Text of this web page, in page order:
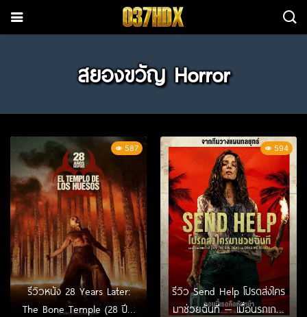
สยองขวัญ Horror
587
รีวิวหนัง 28 Years Later:
The Bone Temple (28 ปีให้
594
รีวิว Send Help โปรดส่งใคร
มาช่วยฉันที — เมื่อนรกเกาะ